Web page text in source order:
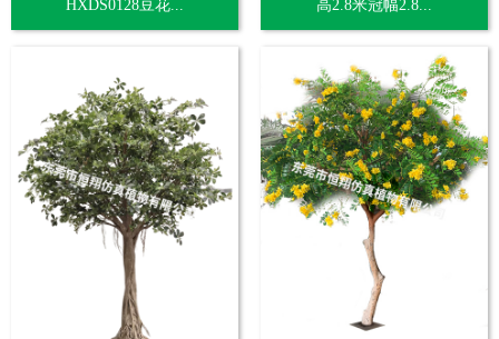
HXDS0128豆花... 高2.8米冠幅2.8...